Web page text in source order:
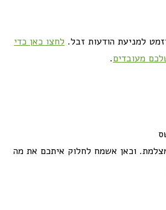
למניעת הודעות זבל. לחצו כאן כדי
מעובדים.
וכאן אשמח לחלוק איתכם את מה